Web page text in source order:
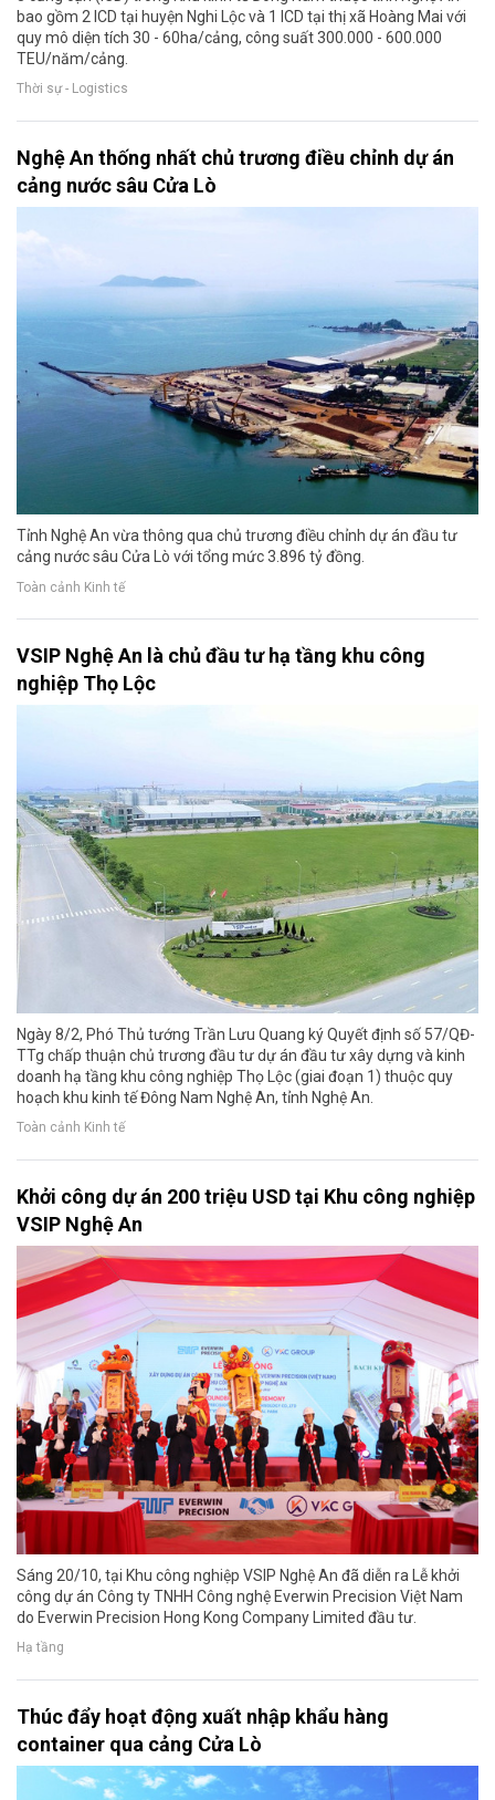
bao gồm 2 ICD tại huyện Nghi Lộc và 1 ICD tại thị xã Hoàng Mai với
quy mô diện tích 30 - 60ha/cảng, công suất 300.000 - 600.000
TEU/năm/cảng.
Thời sự - Logistics
Nghệ An thống nhất chủ trương điều chỉnh dự án
cảng nước sâu Cửa Lò
Tỉnh Nghệ An vừa thông qua chủ trương điều chỉnh dự án đầu tư
cảng nước sâu Cửa Lò với tổng mức 3.896 tỷ đồng.
Toàn cảnh Kinh tế
VSIP Nghệ An là chủ đầu tư hạ tầng khu công
nghiệp Thọ Lộc
Ngày 8/2, Phó Thủ tướng Trần Lưu Quang ký Quyết định số 57/QĐ-
TTg chấp thuận chủ trương đầu tư dự án đầu tư xây dựng và kinh
doanh hạ tầng khu công nghiệp Thọ Lộc (giai đoạn 1) thuộc quy
hoạch khu kinh tế Đông Nam Nghệ An, tỉnh Nghệ An.
Toàn cảnh Kinh tế
Khởi công dự án 200 triệu USD tại Khu công nghiệp
VSIP Nghệ An
Sáng 20/10, tại Khu công nghiệp VSIP Nghệ An đã diễn ra Lễ khởi
công dự án Công ty TNHH Công nghệ Everwin Precision Việt Nam
do Everwin Precision Hong Kong Company Limited đầu tư.
Hạ tầng
Thúc đẩy hoạt động xuất nhập khẩu hàng
container qua cảng Cửa Lò